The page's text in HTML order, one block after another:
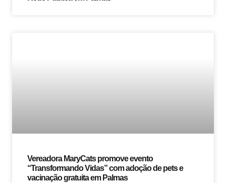
Vereadora MaryCats promove evento
“Transformando Vidas” com adoção de pets e
vacinação gratuita em Palmas